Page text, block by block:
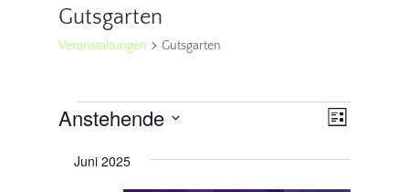
Gutsgarten
Veranstaltungen Gutsgarten
Veranstaltungen Liste
Anstehende
wählen.
Juni 2025